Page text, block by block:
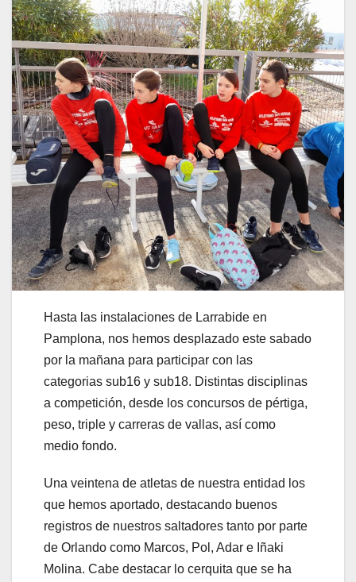
Hasta las instalaciones de Larrabide en
Pamplona, nos hemos desplazado este sabado
por la mañana para participar con las
categorias sub16 y sub18. Distintas disciplinas
a competición, desde los concursos de pértiga,
peso, triple y carreras de vallas, así como
medio fondo.
Una veintena de atletas de nuestra entidad los
que hemos aportado, destacando buenos
registros de nuestros saltadores tanto por parte
de Orlando como Marcos, Pol, Adar e Iñaki
Molina. Cabe destacar lo cerquita que se ha